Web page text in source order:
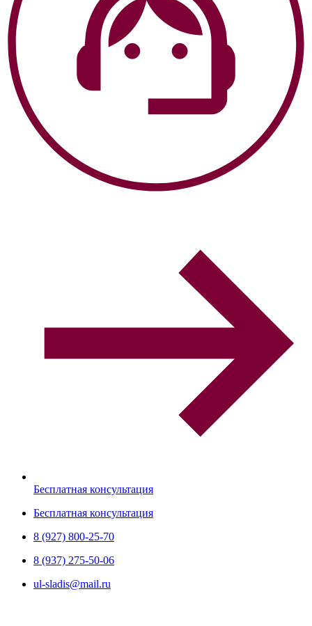
Бесплатная консультация
Бесплатная консультация
8 (927) 800-25-70
8 (937) 275-50-06
ul-sladis@mail.ru